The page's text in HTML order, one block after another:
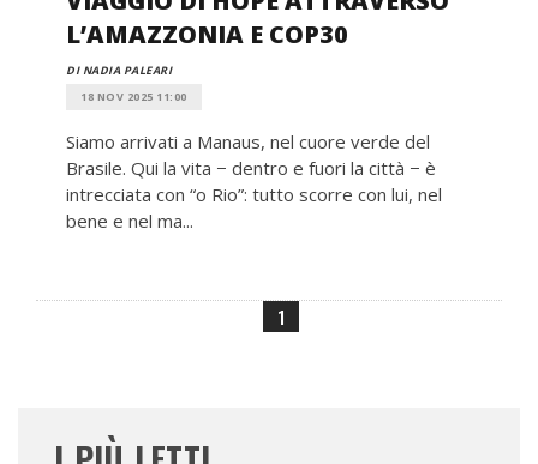
L’AMAZZONIA E COP30
DI NADIA PALEARI
18 NOV 2025 11:00
Siamo arrivati a Manaus, nel cuore verde del
Brasile. Qui la vita − dentro e fuori la città − è
intrecciata con “o Rio”: tutto scorre con lui, nel
bene e nel ma...
1